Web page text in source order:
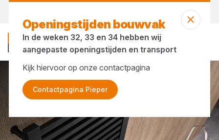
... Radiatoren
Openingstijden bouwvak
In de weken 32, 33 en 34 hebben wij
aangepaste openingstijden en transport
Kijk hiervoor op onze contactpagina
Contactpagina Pieper